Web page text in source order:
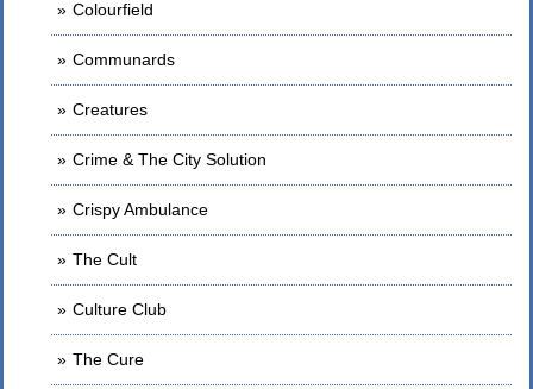
Colourfield
Communards
Creatures
Crime & The City Solution
Crispy Ambulance
The Cult
Culture Club
The Cure